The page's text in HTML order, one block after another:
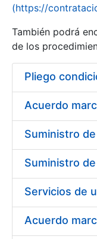
Mostrar/Ocultar
(https://
También podrá
de los